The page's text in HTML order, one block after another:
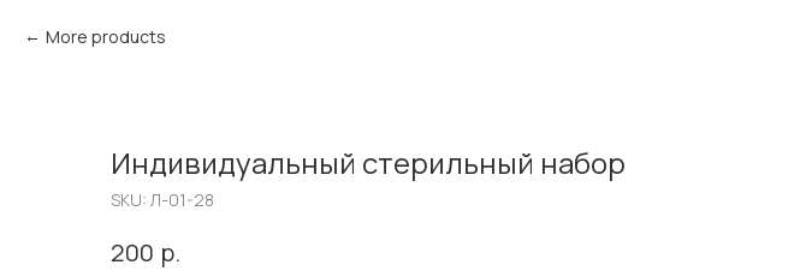
More products
Индивидуальный стерильный набор
SKU: Л-01-28
200 р.